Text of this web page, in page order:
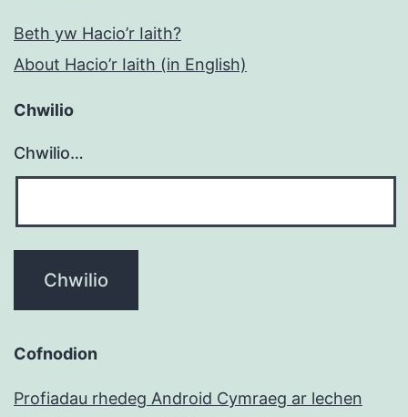
Beth yw Hacio’r Iaith?
About Hacio’r Iaith (in English)
Chwilio
Chwilio…
Cofnodion
Profiadau rhedeg Android Cymraeg ar lechen